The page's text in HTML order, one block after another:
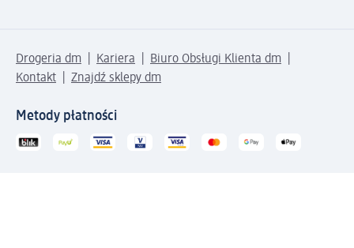
Drogeria dm Kariera
Biuro Obsługi Klienta dm
Kontakt
Znajdź sklepy dm
Metody płatności